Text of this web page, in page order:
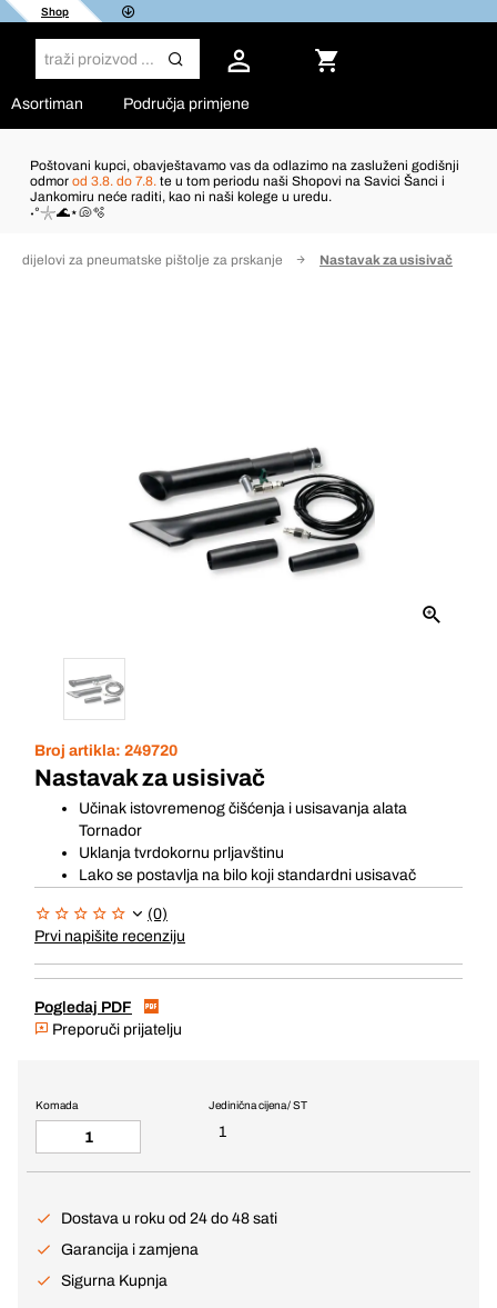
Shop
Asortiman Područja primjene
Poštovani kupci, obavještavamo vas da odlazimo na zasluženi godišnji
odmor od 3.8. do 7.8. te u tom periodu naši Shopovi na Savici Šanci i
Jankomiru neće raditi, kao ni naši kolege u uredu.
˖°𓇼🌊⋆🐚🫧
dijelovi za pneumatske pištolje za prskanje Nastavak za usisivač
Broj artikla: 249720
Nastavak za usisivač
Učinak istovremenog čišćenja i usisavanja alata
Tornador
Uklanja tvrdokornu prljavštinu
Lako se postavlja na bilo koji standardni usisavač
(0)
Prvi napišite recenziju
Pogledaj PDF
Preporuči prijatelju
Jedinična cijena / ST
1
Komada
Dostava u roku od 24 do 48 sati
Garancija i zamjena
Sigurna Kupnja